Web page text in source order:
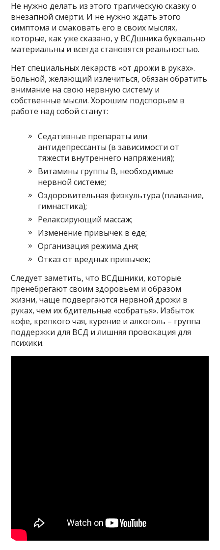
Не нужно делать из этого трагическую сказку о
внезапной смерти. И не нужно ждать этого
симптома и смаковать его в своих мыслях,
которые, как уже сказано, у ВСДшника буквально
материальны и всегда становятся реальностью.
Нет специальных лекарств «от дрожи в руках».
Больной, желающий излечиться, обязан обратить
внимание на свою нервную систему и
собственные мысли. Хорошим подспорьем в
работе над собой станут:
Седативные препараты или
антидепрессанты (в зависимости от
тяжести внутреннего напряжения);
Витамины группы В, необходимые
нервной системе;
Оздоровительная физкультура (плавание,
гимнастика);
Релаксирующий массаж;
Изменение привычек в еде;
Организация режима дня;
Отказ от вредных привычек;
Следует заметить, что ВСДшники, которые
пренебрегают своим здоровьем и образом
жизни, чаще подвергаются нервной дрожи в
руках, чем их бдительные «собратья». Избыток
кофе, крепкого чая, курение и алкоголь – группа
поддержки для ВСД и лишняя провокация для
психики.